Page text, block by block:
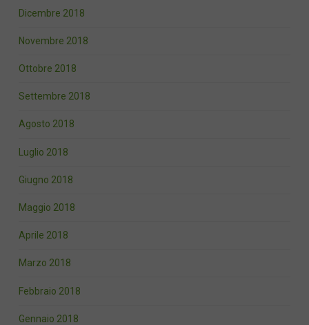
Dicembre 2018
Novembre 2018
Ottobre 2018
Settembre 2018
Agosto 2018
Luglio 2018
Giugno 2018
Maggio 2018
Aprile 2018
Marzo 2018
Febbraio 2018
Gennaio 2018